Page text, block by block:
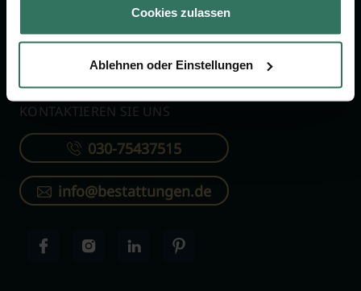
Cookies zulassen
Ablehnen oder Einstellungen
Für Bestatter
KONTAKTIEREN SIE UNS
030-75437515
info@bestattungen.de